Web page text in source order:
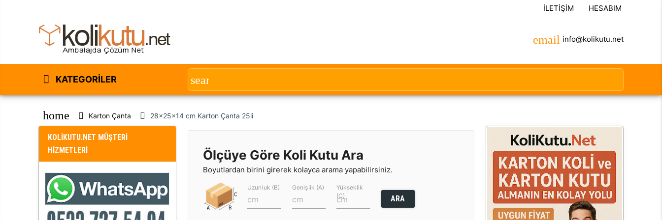
İLETIŞIM HESABIM
info@kolikutu.net
KATEGORILER
home Karton Çanta 28x25x14 cm Karton Çanta 25li
KOLİKUTU.NET MÜŞTERİ
HİZMETLERİ
Ölçüye Göre Koli Kutu Ara
Boyutlardan birini girerek kolayca arama yapabilirsiniz.
Uzunluk (B) Genişlik (A)
Yükseklik
(C)
ARA